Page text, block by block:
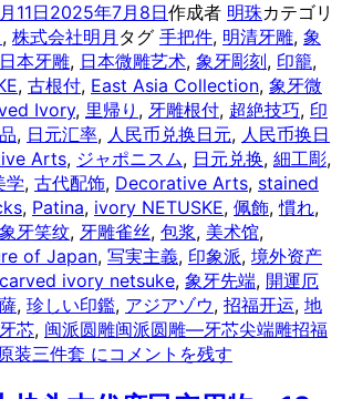
11日2025年7月8日作成者 明珠カテゴリ
, 株式会社明月 タグ 手把件, 明清牙雕, 象
日本牙雕, 日本微雕艺术, 象牙彫刻, 印籠,
, 古根付, East Asia Collection, 象牙微
Ivory, 里帰り , 牙雕根付, 超絶技巧, 印
, 日元汇率, 人民币兑换日元, 人民币换日
Arts, ジャポニスム, 日元兑换, 細工彫,
学, 古代配饰, Decorative Arts, stained
, Patina, ivory NETUSKE, 佩飾,慣れ,
象牙笑纹, 牙雕雀丝, 包浆, 美术馆,
of Japan, 写実主義, 印象派, 境外资产
carved ivory netsuke, 象牙先端, 開運厄
, 珍しい印鑑, アジアゾウ, 招福开运, 地
牙芯, 闽派圆雕闽派圆雕—牙芯尖端雕招福
装三件套 にコメントを残す